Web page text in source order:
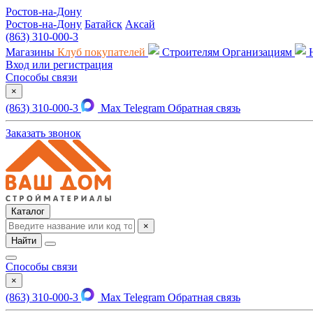
Ростов-на-Дону
Ростов-на-Дону Батайск Аксай
(863) 310-000-3
Магазины Клуб покупателей Строителям Организациям
Вход или регистрация
Способы связи
×
(863) 310-000-3 Max Telegram Обратная связь
Заказать звонок
Каталог
×
Найти
Способы связи
×
(863) 310-000-3 Max Telegram Обратная связь